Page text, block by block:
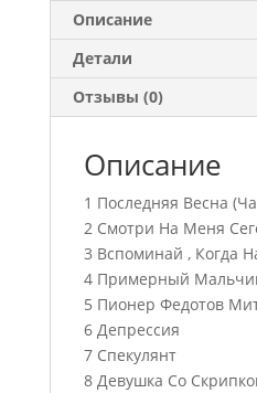
Описание
Детали
Отзывы (0)
Описание
1 Последняя Весна
2 Смотри На Меня
3 Вспоминай , Когда
4 Примерный
5 Пионер Федотов
6 Депрессия
7 Спекулянт
8 Девушка Со